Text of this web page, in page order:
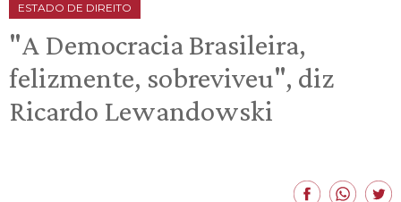
ESTADO DE DIREITO
"A Democracia Brasileira,
felizmente, sobreviveu", diz
Ricardo Lewandowski